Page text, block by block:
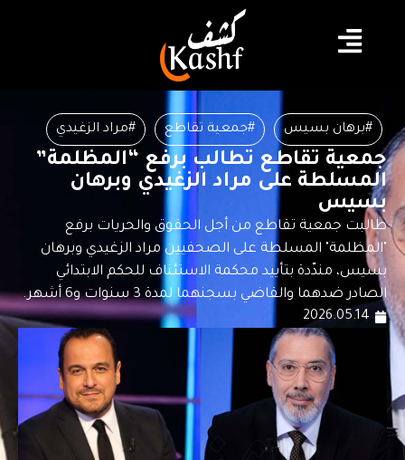
#برهان بسيس #جمعية تقاطع #مراد الزغيدي
جمعية تقاطع تطالب برفع “المظلمة”
المسلطة على مراد الزغيدي وبرهان
بسيس
طالبت جمعية تقاطع من أجل الحقوق والحريات برفع
"المظلمة" المسلطة على الصحفيين مراد الزغيدي وبرهان
بسيس، مندّدة بتأييد محكمة الاستئناف للحكم الابتدائي
الصادر ضدهما والقاضي بسجنهما لمدة 3 سنوات و6 أشهر.
2026.05.14